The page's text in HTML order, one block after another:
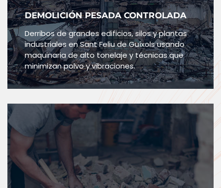
DEMOLICIÓN PESADA CONTROLADA
Derribos de grandes edificios, silos y plantas
industriales en Sant Feliu de Guíxols usando
maquinaria de alto tonelaje y técnicas que
minimizan polvo y vibraciones.